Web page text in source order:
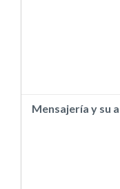
Mensajería y su